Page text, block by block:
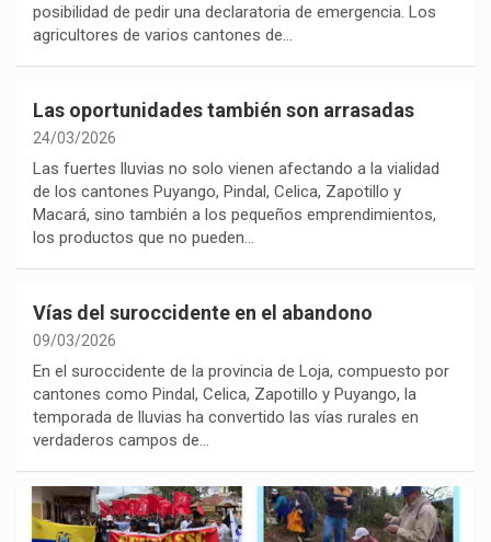
posibilidad de pedir una declaratoria de emergencia. Los
agricultores de varios cantones de…
Las oportunidades también son arrasadas
24/03/2026
Las fuertes lluvias no solo vienen afectando a la vialidad
de los cantones Puyango, Pindal, Celica, Zapotillo y
Macará, sino también a los pequeños emprendimientos,
los productos que no pueden…
Vías del suroccidente en el abandono
09/03/2026
En el suroccidente de la provincia de Loja, compuesto por
cantones como Pindal, Celica, Zapotillo y Puyango, la
temporada de lluvias ha convertido las vías rurales en
verdaderos campos de…